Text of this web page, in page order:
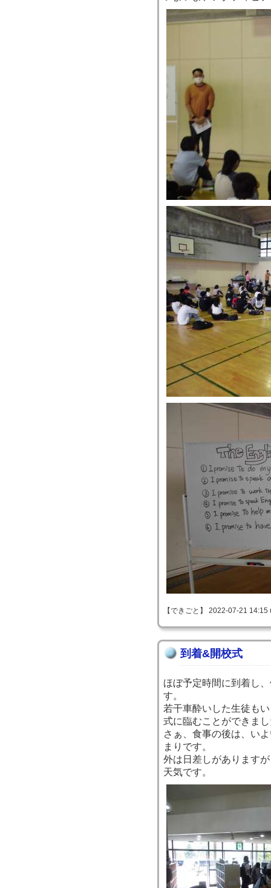
【できごと】 2022-07-21
到着&開校式
ほぼ予定時間に到着し
す。
若干車酔いした生徒も
式に臨むことができま
さぁ、食事の後は、い
まりです。
外は日差しがあります
天気です。